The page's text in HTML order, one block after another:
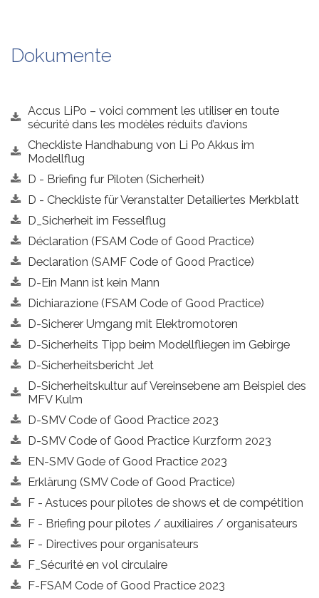
Dokumente
Accus LiPo – voici comment les utiliser en toute
sécurité dans les modèles réduits d’avions
Checkliste Handhabung von Li Po Akkus im
Modellflug
D - Briefing fur Piloten (Sicherheit)
D - Checkliste für Veranstalter Detailiertes Merkblatt
D_Sicherheit im Fesselflug
Déclaration (FSAM Code of Good Practice)
Declaration (SAMF Code of Good Practice)
D-Ein Mann ist kein Mann
Dichiarazione (FSAM Code of Good Practice)
D-Sicherer Umgang mit Elektromotoren
D-Sicherheits Tipp beim Modellfliegen im Gebirge
D-Sicherheitsbericht Jet
D-Sicherheitskultur auf Vereinsebene am Beispiel des
MFV Kulm
D-SMV Code of Good Practice 2023
D-SMV Code of Good Practice Kurzform 2023
EN-SMV Gode of Good Practice 2023
Erklärung (SMV Code of Good Practice)
F - Astuces pour pilotes de shows et de compétition
F - Briefing pour pilotes / auxiliaires / organisateurs
F - Directives pour organisateurs
F_Sécurité en vol circulaire
F-FSAM Code of Good Practice 2023